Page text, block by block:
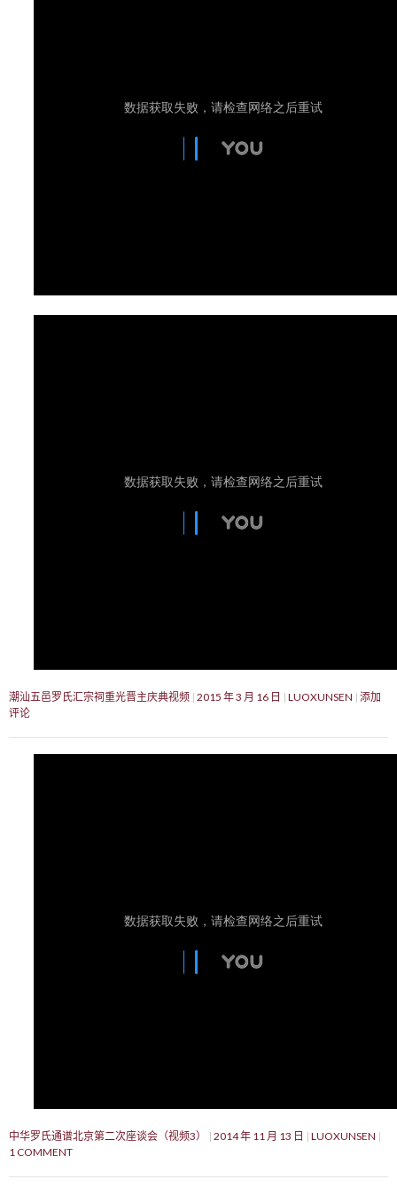
潮汕五邑罗氏汇宗祠重光晋主庆典视频 2015 年 3 月 16 日 LUOXUNSEN 添加
评论
中华罗氏通谱北京第二次座谈会（视频3） 2014 年 11 月 13 日
LUOXUNSEN
1 COMMENT